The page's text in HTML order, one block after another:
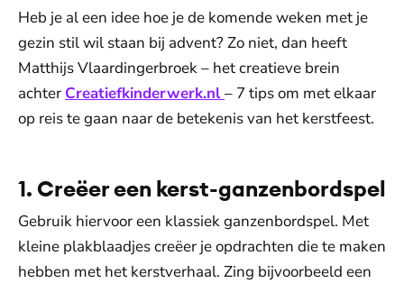
Heb je al een idee hoe je de komende weken met je
gezin stil wil staan bij advent? Zo niet, dan heeft
Matthijs Vlaardingerbroek – het creatieve brein
achter Creatiefkinderwerk.nl– 7 tips om met elkaar
op reis te gaan naar de betekenis van het kerstfeest.
1. Creëer een kerst-ganzenbordspel
Gebruik hiervoor een klassiek ganzenbordspel. Met
kleine plakblaadjes creëer je opdrachten die te maken
hebben met het kerstverhaal. Zing bijvoorbeeld een